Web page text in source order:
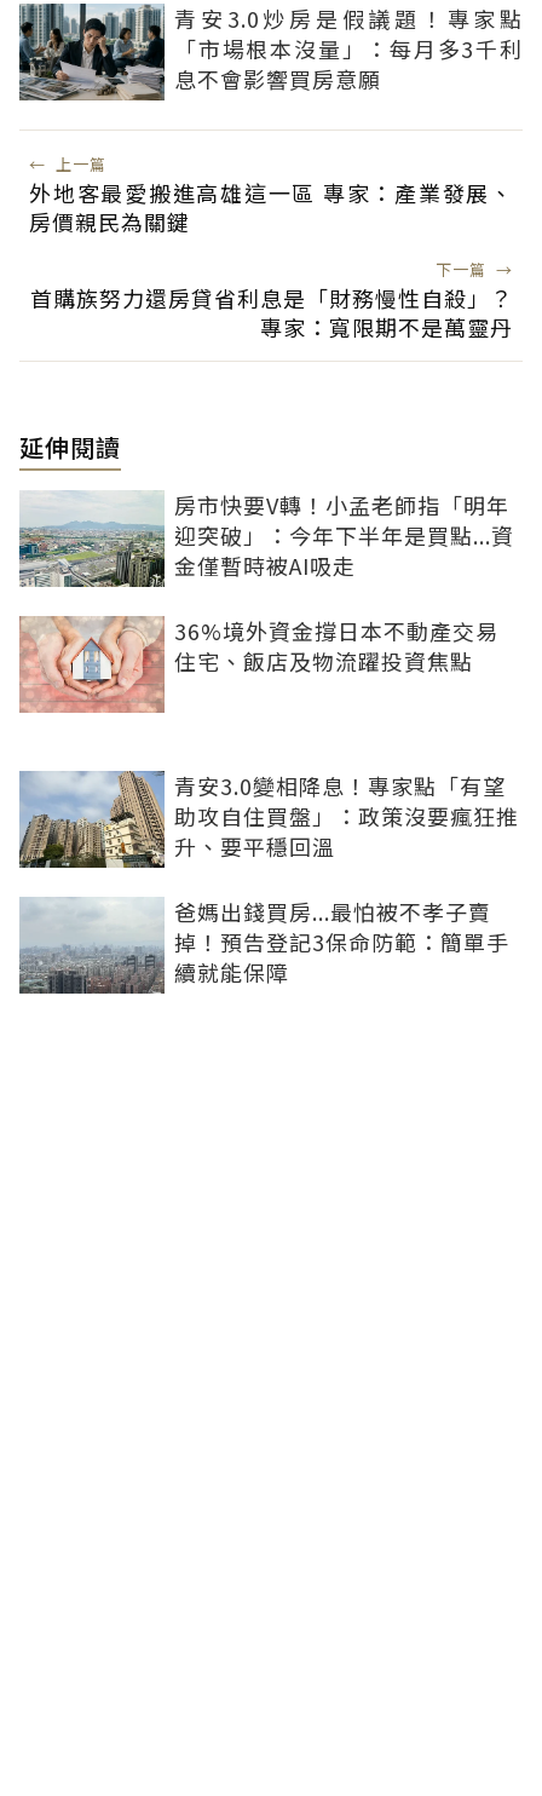
青安3.0炒房是假議題！專家點
「市場根本沒量」：每月多3千利
息不會影響買房意願
← 上一篇
外地客最愛搬進高雄這一區 專家：產業發展、
房價親民為關鍵
下一篇 →
首購族努力還房貸省利息是「財務慢性自殺」？
專家：寬限期不是萬靈丹
延伸閱讀
房市快要V轉！小孟老師指「明年
迎突破」：今年下半年是買點...資
金僅暫時被AI吸走
36%境外資金撐日本不動產交易
住宅、飯店及物流躍投資焦點
青安3.0變相降息！專家點「有望
助攻自住買盤」：政策沒要瘋狂推
升、要平穩回溫
爸媽出錢買房...最怕被不孝子賣
掉！預告登記3保命防範：簡單手
續就能保障